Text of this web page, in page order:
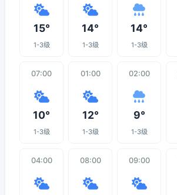
15°
1-3级
14°
1-3级
14°
1-3级
07:00
10°
1-3级
01:00
12°
1-3级
02:00
9°
1-3级
04:00 08:00 09:00